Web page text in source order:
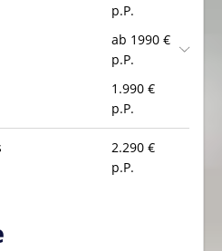
p.P.
ab 1990 €
p.P.
1.990 €
p.P.
2.290 €
p.P.